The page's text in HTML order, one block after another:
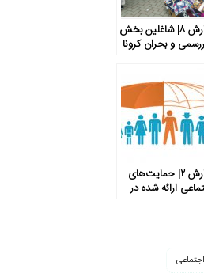
گزارش ۸| شاغلین بخش
و بحران کرونا
گزارش ۲| حمایت‌های
ارائه شده در